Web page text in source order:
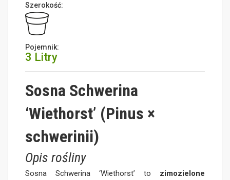
Szerokość:
Pojemnik:
3 Litry
Sosna Schwerina
‘Wiethorst’ (Pinus ×
schwerinii)
Opis rośliny
Sosna Schwerina ‘Wiethorst’ to zimozielone